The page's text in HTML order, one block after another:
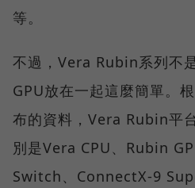
等。
不過，Vera Rubin系列不
GPU放在一起這麼簡單。
布的資料，Vera Rubin平
別是Vera CPU、Rubin
Switch、ConnectX-9